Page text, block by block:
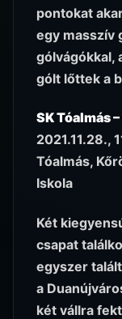
pontokat
egy masszív
gólvágókkal,
gólt lőttek a
SK Tóalmás
2021.11.28.,
Tóalmás,
Iskola
Két
csapat
egyszer
a
két vállra